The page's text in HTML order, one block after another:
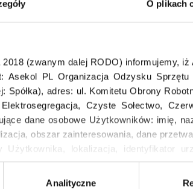
O plikach
(zwanym dalej RODO) informujemy, iż
Asekol PL Organizacja Odzysku
adres: ul. Komitetu Obrony
Czyste Sołectwo,
dane osobowe Użytkowników: imię,
obszar zainteresowania, dane
Użytkownika, lokalizacja, identyfikator
język, płeć, wiek, typ i wersja
Analityczne
do budynku